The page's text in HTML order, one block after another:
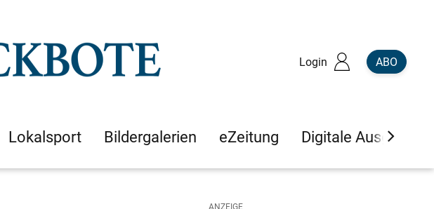
Login ABO
Lokalsport Bildergalerien eZeitung Digitale Ausgaben